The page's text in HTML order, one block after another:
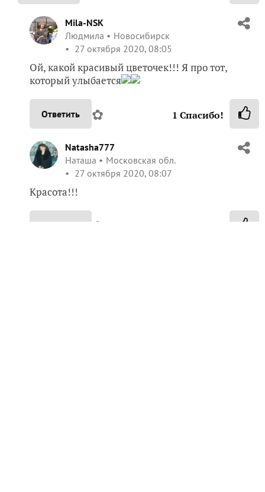
Mila-NSK
Людмила
Новосибирск
27 октября 2020, 08:05
Ой, какой красивый цветочек!!! Я про тот,
который улыбается
Ответить ✿ 1 Спасибо!
Natasha777
Наташа
Московская обл.
27 октября 2020, 08:07
Красота!!!
Ответить ✿